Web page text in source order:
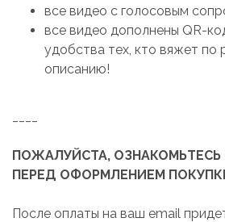
все видео с голосовым
все видео дополнены QR-
удобства тех, кто вяжет по
описанию!
ПОЖАЛУЙСТА,
ПЕРЕД ОФОРМЛЕНИЕМ
После оплаты на ваш email